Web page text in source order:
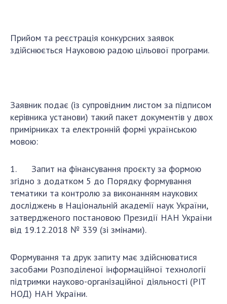
Прийом та реєстрація конкурсних заявок
здійснюється Науковою радою цільової програми.
Заявник подає (із супровідним листом за підписом
керівника установи) такий пакет документів у двох
примірниках та електронній формі українською
мовою:
1. Запит на фінансування проєкту за формою
згідно з додатком 5 до Порядку формування
тематики та контролю за виконанням наукових
досліджень в Національній академії наук України,
затвердженого постановою Президії НАН України
від 19.12.2018 № 339 (зі змінами).
Формування та друк запиту має здійснюватися
засобами Розподіленої інформаційної технології
підтримки науково-організаційної діяльності (РІТ
НОД) НАН України.